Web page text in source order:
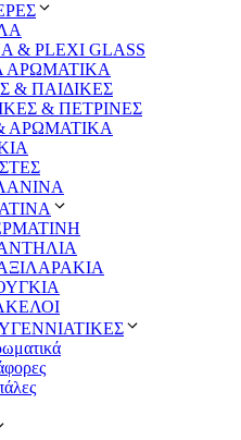
& PLEXI GLASS
ΑΡΩΜΑΤΙΚΑ
& ΠΑΙΔΙΚΕΣ
& ΠΕΤΡΙΝΕΣ
ΑΡΩΜΑΤΙΚΑ